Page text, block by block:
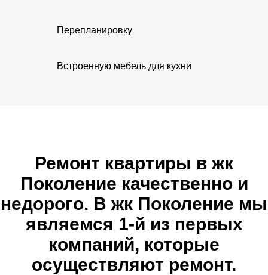
Перепланировку
Встроенную мебель для кухни
Ремонт квартиры в жк
Поколение качественно и
недорого. В жк Поколение мы
являемся 1-й из первых
компаний, которые
осуществляют ремонт.